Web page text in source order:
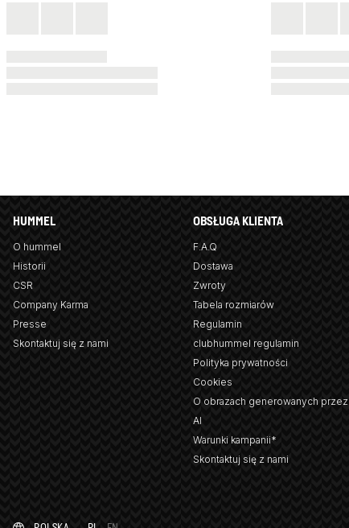
HUMMEL
O hummel
Historii
CSR
Company Karma
Presse
Skontaktuj się z nami
OBSŁUGA KLIENTA
F.A.Q
Dostawa
Zwroty
Tabela rozmiarów
Regulamin
clubhummel regulamin
Polityka prywatności
Cookies
O obrazach generowanych przez
AI
Warunki kampanii*
Skontaktuj się z nami